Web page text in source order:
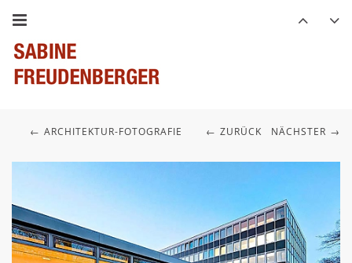
ZURÜCK NÄCHSTER
ARCHITEKTUR-FOTOGRAFIE